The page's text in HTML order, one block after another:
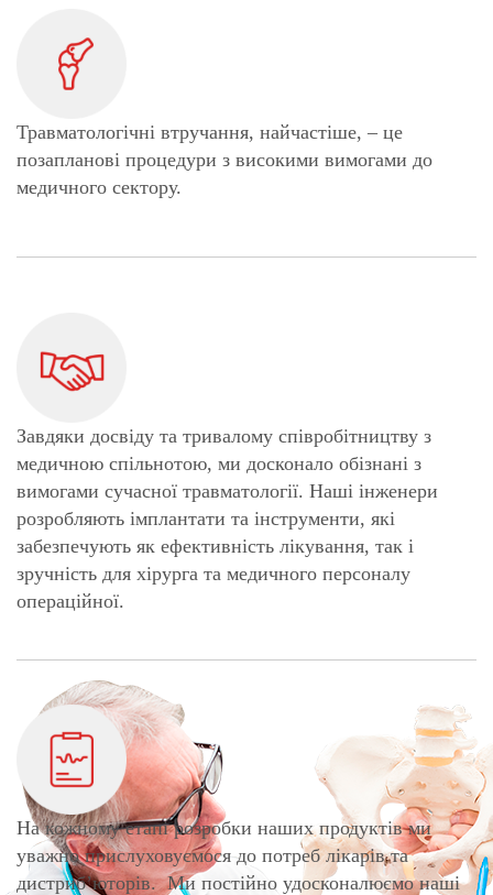
Травматологічні втручання, найчастіше, – це
позапланові процедури з високими вимогами до
медичного сектору.
Завдяки досвіду та тривалому співробітництву з
медичною спільнотою, ми досконало обізнані з
вимогами сучасної травматології. Наші інженери
розробляють імплантати та інструменти, які
забезпечують як ефективність лікування, так і
зручність для хірурга та медичного персоналу
операційної.
На кожному етапі розробки наших продуктів ми
уважно прислуховуємося до потреб лікарів та
дистриб’юторів. Ми постійно удосконалюємо наші